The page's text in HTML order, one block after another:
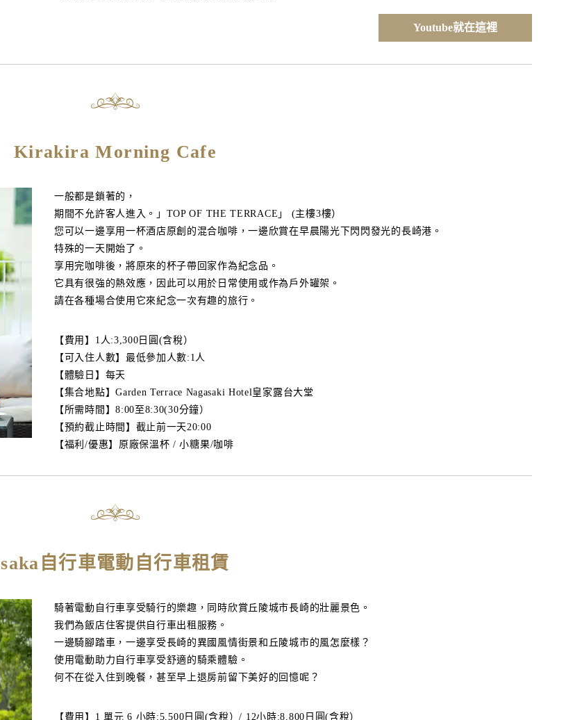
Youtube就在這裡
Kirakira Morning Cafe
一般都是鎖著的，
期間不允許客人進入。」TOP OF THE TERRACE」 (主樓3樓）
您可以一邊享用一杯酒店原創的混合咖啡，一邊欣賞在早晨陽光下閃閃發光的長崎港。
特殊的一天開始了。
享用完咖啡後，將原來的杯子帶回家作為紀念品。
它具有很強的熱效應，因此可以用於日常使用或作為戶外罐架。
請在各種場合使用它來紀念一次有趣的旅行。
【費用】1人:3,300日圓(含稅）
【可入住人數】最低參加人數:1人
【體驗日】每天
【集合地點】Garden Terrace Nagasaki Hotel皇家露台大堂
【所需時間】8:00至8:30(30分鐘）
【預約截止時間】截止前一天20:00
【福利/優惠】原廠保溫杯 / 小糖果/咖啡
saka自行車電動自行車租賃
騎著電動自行車享受騎行的樂趣，同時欣賞丘陵城市長崎的壯麗景色。
我們為飯店住客提供自行車出租服務。
一邊騎腳踏車，一邊享受長崎的異國風情街景和丘陵城市的風怎麼樣？
使用電動助力自行車享受舒適的騎乘體驗。
何不在從入住到晚餐，甚至早上退房前留下美好的回憶呢？
【費用】1 單元 6 小時:5,500日圓(含稅）/ 12小時:8,800日圓(含稅）